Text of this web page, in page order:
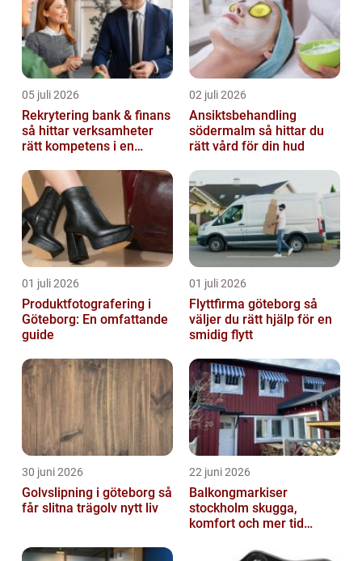
05 juli 2026
Rekrytering bank & finans
så hittar verksamheter
rätt kompetens i en
02 juli 2026
Ansiktsbehandling
södermalm så hittar du
rätt vård för din hud
01 juli 2026
Produktfotografering i
Göteborg: En omfattande
guide
01 juli 2026
Flyttfirma göteborg så
väljer du rätt hjälp för en
smidig flytt
30 juni 2026
Golvslipning i göteborg så
får slitna trägolv nytt liv
22 juni 2026
Balkongmarkiser
stockholm skugga,
komfort och mer tid